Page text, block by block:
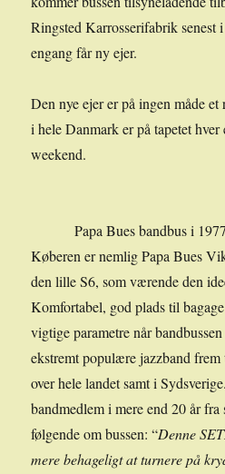
Ringsted Karrosserifabrik senest
engang får ny ejer.
Den nye ejer er på ingen måde et
i hele Danmark er på tapetet hver
weekend.
Papa Bues bandbus i
Køberen er nemlig Papa Bues
den lille S6, som værende den
Komfortabel, god plads til
vigtige parametre når
ekstremt populære jazzband
over hele landet samt i
bandmedlem i mere end 20 år fra
følgende om bussen: “Denne
mere behageligt at turnere på